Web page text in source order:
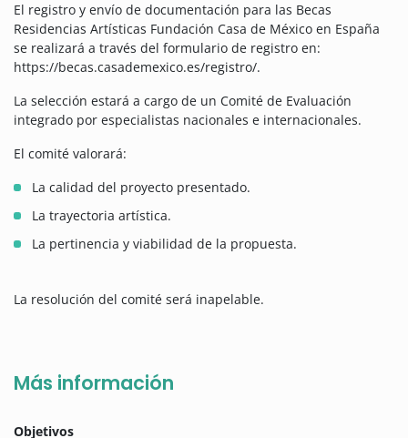
El registro y envío de documentación para las Becas
Residencias Artísticas Fundación Casa de México en España
se realizará a través del formulario de registro en:
https://becas.casademexico.es/registro/.
La selección estará a cargo de un Comité de Evaluación
integrado por especialistas nacionales e internacionales.
El comité valorará:
La calidad del proyecto presentado.
La trayectoria artística.
La pertinencia y viabilidad de la propuesta.
La resolución del comité será inapelable.
Más información
Objetivos